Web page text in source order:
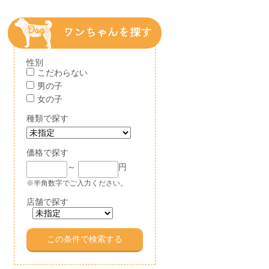
性別
こだわらない
男の子
女の子
種類で探す
価格で探す
～
円
※半角数字でご入力ください。
店舗で探す